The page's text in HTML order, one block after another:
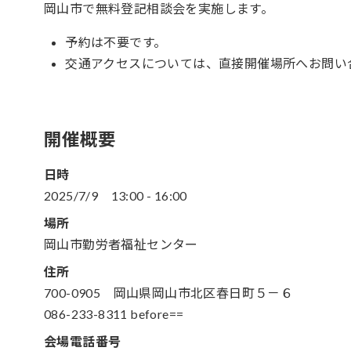
岡山市で無料登記相談会を実施します。
予約は不要です。
交通アクセスについては、直接開催場所へお問い
開催概要
日時
2025/7/9
13:00- 16:00
場所
岡山市勤労者福祉センター
住所
700-0905 岡山県岡山市北区春日町５－６
086-233-8311 before==
会場電話番号